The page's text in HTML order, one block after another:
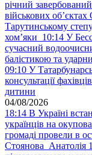
річний
військових обʼєктах
Тарутинському
хом’яки 10:14 У
сучасний
балістикою та
09:10 У
консультації
дитини
04/08/2026
18:14 В Україні
українців на
громаді провели в
Стоянова Анатолія